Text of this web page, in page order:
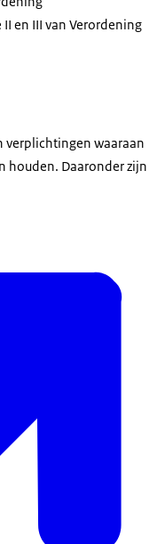
en III van Verordening
verplichtingen waaraan
houden. Daaronder zijn